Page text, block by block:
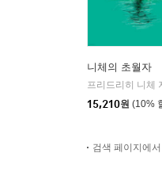
니체의 초월자
15,210원 (10%
검색 페이지에